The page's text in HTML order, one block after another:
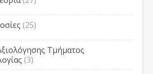
(25)
Τμήματος
(3)